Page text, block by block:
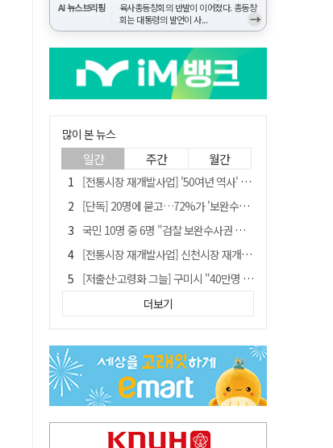
AI 뉴스브리핑
육사총동창회의 반발이 이어졌다. 총동창
회는 대통령의 발언이 사...
→
많이 본 뉴스
일간 주간 월간
[전통시장 재개발사업] '50여년 역사' 수성시장 자리에 25층 주상복합 들어선다
[단독] 20명에 묻고…72%가 '보완수사권 폐지'?
국민 10명 중 6명 "검찰 보완수사권 필요"…민주당 지지층도 53.8%
[전통시장 재개발사업] 신천시장 재개발, 준공 후에도 소송전
[저출산·고령화 그늘] 구미시 "40만명 사수" 고령군 "3만명대 회복"
안동-사가에, "50년 우정 넘어 미래 50년 함께 연다"
"오를까, 내릴까" 목표가 깎인 삼전·닉스…AMD 이어 샌디스크에 쏠린 눈
[인사]경상북도
'부산 돌려차기' 피해자, 서범수 "돌려차기 하죠" 실언 사과 수용
더보기